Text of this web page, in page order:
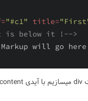
="#c1" title=
is below it !-->